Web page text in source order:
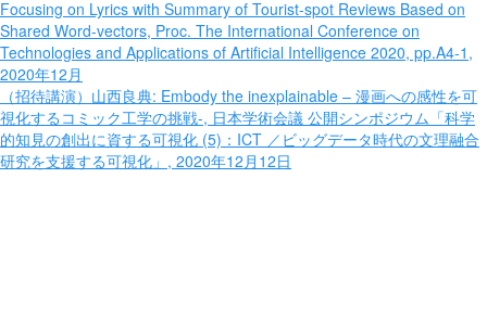
稿
ナ
ビ
ゲ
ー
Focusing on Lyrics with Summary of Tourist-spot Reviews Based on
Shared Word-vectors, Proc. The International Conference on
Technologies and Applications of Artificial Intelligence 2020, pp.A4-1,
2020年12月
（招待講演）山西良典: Embody the inexplainable – 漫画への感性を可
視化するコミック工学の挑戦-, 日本学術会議 公開シンポジウム「科学
的知見の創出に資する可視化 (5)：ICT ／ビッグデータ時代の文理融合
研究を支援する可視化」, 2020年12月12日